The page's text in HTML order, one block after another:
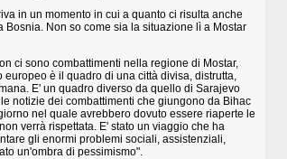
in un momento in cui a quanto ci risulta anche
Non so come sia la situazione lì a Mostar
ci sono combattimenti nella regione di Mostar,
è il quadro di una città divisa, distrutta,
E' un quadro diverso da quello di Sarajevo
notizie dei combattimenti che giungono da Bihac
nel quale avrebbero dovuto essere riaperte le
verrà rispettata. E' stato un viaggio che ha
gli enormi problemi sociali, assistenziali,
un'ombra di pessimismo".